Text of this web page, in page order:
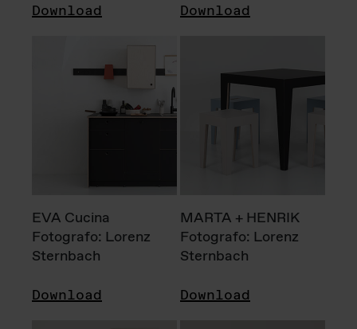
Download Download
EVA Cucina
Fotografo: Lorenz
Sternbach
Download
MARTA + HENRIK
Fotografo: Lorenz
Sternbach
Download